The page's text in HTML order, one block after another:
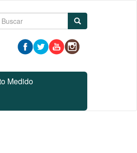
búsqueda
Medido